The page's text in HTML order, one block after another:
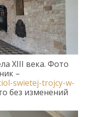
XIII века. Фото
–
swietej-trojcy-w-
без изменений